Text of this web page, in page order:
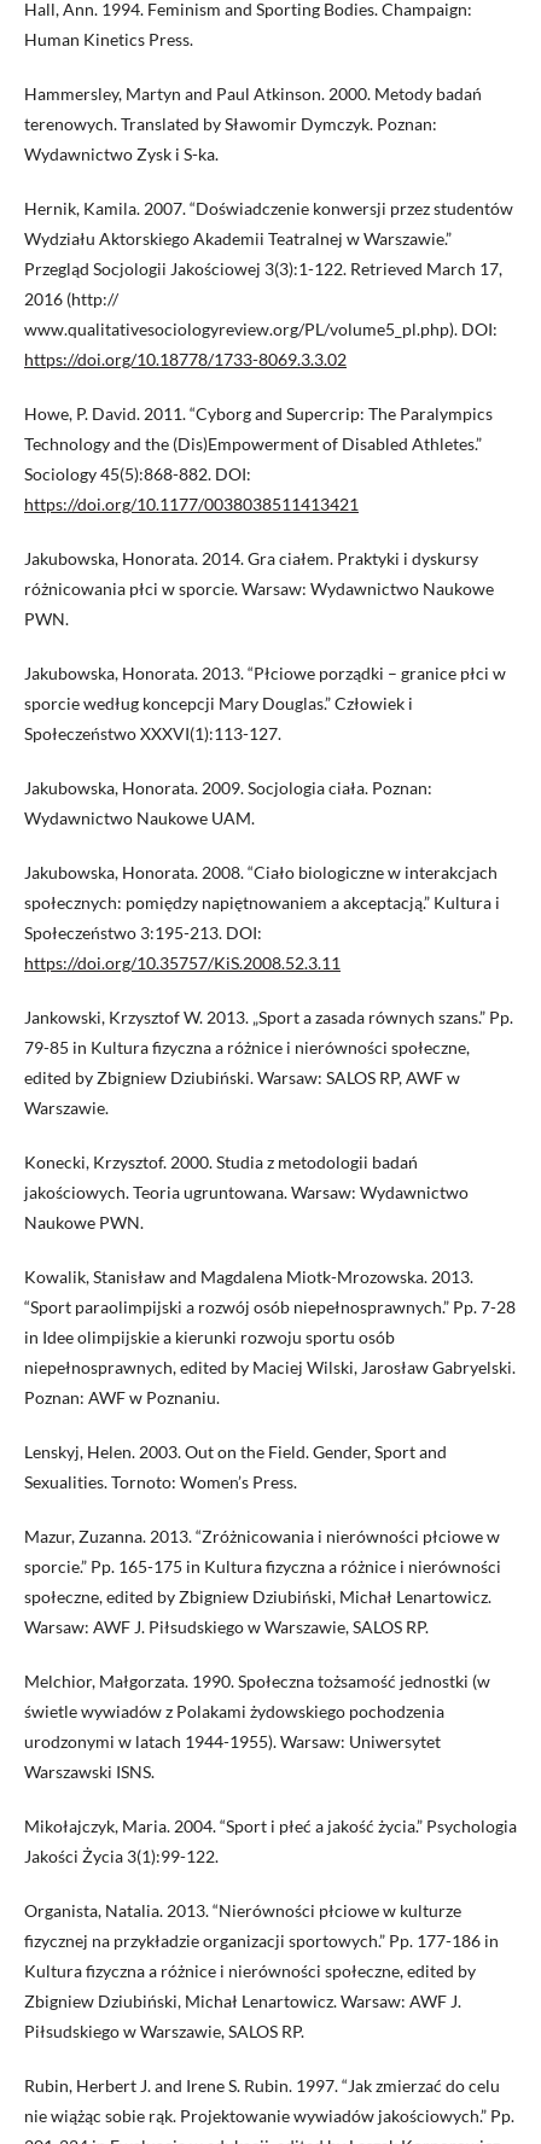
Hall, Ann. 1994. Feminism and Sporting Bodies. Champaign:
Human Kinetics Press.
Hammersley, Martyn and Paul Atkinson. 2000. Metody badań
terenowych. Translated by Sławomir Dymczyk. Poznan:
Wydawnictwo Zysk i S-ka.
Hernik, Kamila. 2007. “Doświadczenie konwersji przez studentów
Wydziału Aktorskiego Akademii Teatralnej w Warszawie.”
Przegląd Socjologii Jakościowej 3(3):1-122. Retrieved March 17,
2016 (http://
www.qualitativesociologyreview.org/PL/volume5_pl.php). DOI:
https://doi.org/10.18778/1733-8069.3.3.02
Howe, P. David. 2011. “Cyborg and Supercrip: The Paralympics
Technology and the (Dis)Empowerment of Disabled Athletes.”
Sociology 45(5):868-882. DOI:
https://doi.org/10.1177/0038038511413421
Jakubowska, Honorata. 2014. Gra ciałem. Praktyki i dyskursy
różnicowania płci w sporcie. Warsaw: Wydawnictwo Naukowe
PWN.
Jakubowska, Honorata. 2013. “Płciowe porządki – granice płci w
sporcie według koncepcji Mary Douglas.” Człowiek i
Społeczeństwo XXXVI(1):113-127.
Jakubowska, Honorata. 2009. Socjologia ciała. Poznan:
Wydawnictwo Naukowe UAM.
Jakubowska, Honorata. 2008. “Ciało biologiczne w interakcjach
społecznych: pomiędzy napiętnowaniem a akceptacją.” Kultura i
Społeczeństwo 3:195-213. DOI:
https://doi.org/10.35757/KiS.2008.52.3.11
Jankowski, Krzysztof W. 2013. „Sport a zasada równych szans.” Pp.
79-85 in Kultura fizyczna a różnice i nierówności społeczne,
edited by Zbigniew Dziubiński. Warsaw: SALOS RP, AWF w
Warszawie.
Konecki, Krzysztof. 2000. Studia z metodologii badań
jakościowych. Teoria ugruntowana. Warsaw: Wydawnictwo
Naukowe PWN.
Kowalik, Stanisław and Magdalena Miotk-Mrozowska. 2013.
“Sport paraolimpijski a rozwój osób niepełnosprawnych.” Pp. 7-28
in Idee olimpijskie a kierunki rozwoju sportu osób
niepełnosprawnych, edited by Maciej Wilski, Jarosław Gabryelski.
Poznan: AWF w Poznaniu.
Lenskyj, Helen. 2003. Out on the Field. Gender, Sport and
Sexualities. Tornoto: Women’s Press.
Mazur, Zuzanna. 2013. “Zróżnicowania i nierówności płciowe w
sporcie.” Pp. 165-175 in Kultura fizyczna a różnice i nierówności
społeczne, edited by Zbigniew Dziubiński, Michał Lenartowicz.
Warsaw: AWF J. Piłsudskiego w Warszawie, SALOS RP.
Melchior, Małgorzata. 1990. Społeczna tożsamość jednostki (w
świetle wywiadów z Polakami żydowskiego pochodzenia
urodzonymi w latach 1944-1955). Warsaw: Uniwersytet
Warszawski ISNS.
Mikołajczyk, Maria. 2004. “Sport i płeć a jakość życia.” Psychologia
Jakości Życia 3(1):99-122.
Organista, Natalia. 2013. “Nierówności płciowe w kulturze
fizycznej na przykładzie organizacji sportowych.” Pp. 177-186 in
Kultura fizyczna a różnice i nierówności społeczne, edited by
Zbigniew Dziubiński, Michał Lenartowicz. Warsaw: AWF J.
Piłsudskiego w Warszawie, SALOS RP.
Rubin, Herbert J. and Irene S. Rubin. 1997. “Jak zmierzać do celu
nie wiążąc sobie rąk. Projektowanie wywiadów jakościowych.” Pp.